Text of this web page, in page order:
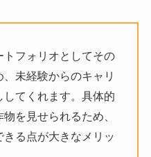
フォリオとしてその
未経験からのキャリ
てくれます。具体的
を見せられるため、
る点が大きなメリッ